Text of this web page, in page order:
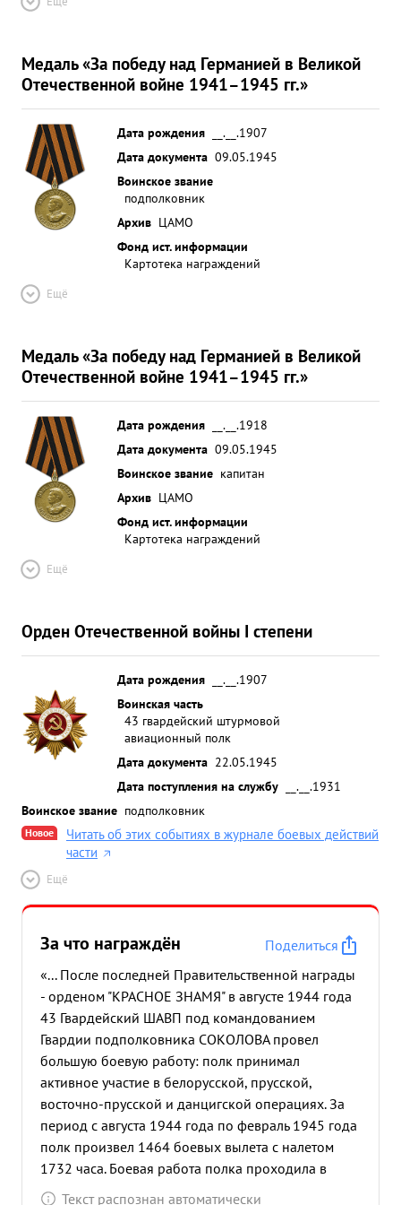
ударов комиссий по определению эффективноми.
отличное руководство полком в результате чего
полк произвел 931 боевой вылет по
священников в Крыму и по освобождению
Белоруссии гварправительственной наградой ...»
Медаль «За победу над Германией в Великой
Отечественной войне 1941–1945 гг.»
Дата рождения
__.__.1907
Дата документа 09.05.1945
Воинское звание
подполковник
Архив ЦАМО
Фонд ист. информации
Картотека награждений
Ещё
Медаль «За победу над Германией в Великой
Отечественной войне 1941–1945 гг.»
Дата рождения
__.__.1918
Дата документа 09.05.1945
Воинское звание капитан
Архив ЦАМО
Фонд ист. информации
Картотека награждений
Ещё
Орден Отечественной войны I степени
Дата рождения
__.__.1907
Воинская часть
43 гвардейский штурмовой
авиационный полк
Дата документа 22.05.1945
Дата поступления на службу
__.__.1931
Воинское звание подполковник
Новое
Читать об этих событиях в журнале боевых действий
части
Ещё
За что награждён
Поделиться
«... После последней Правительственной награды
- орденом "КРАСНОЕ ЗНАМЯ" в августе 1944 года
43 Гвардейский ШАВП под командованием
Гвардии подполковника СОКОЛОВА провел
большую боевую работу: полк принимал
активное участие в белорусской, прусской,
восточно-прусской и данцигской операциях. За
период с августа 1944 года по февраль 1945 года
полк произвел 1464 боевых вылета с налетом
1732 часа. Боевая работа полка проходила в
трудных метеорологических условиях осени и
Текст распознан автоматически